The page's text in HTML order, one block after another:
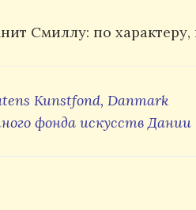
Смиллу: по характеру,
Kunstfond, Danmark
фонда искусств Дании